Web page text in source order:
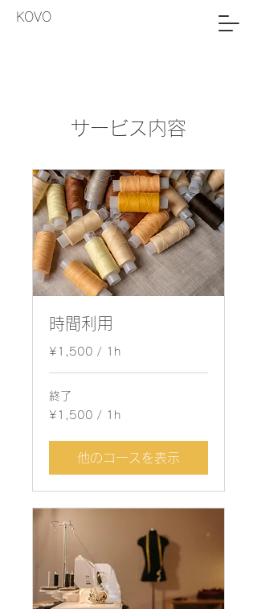
KOVO
サービス内容
時間利用
¥1,500 / 1h
終了
¥1,500
/¥1,500 / 1h
他のコースを表示